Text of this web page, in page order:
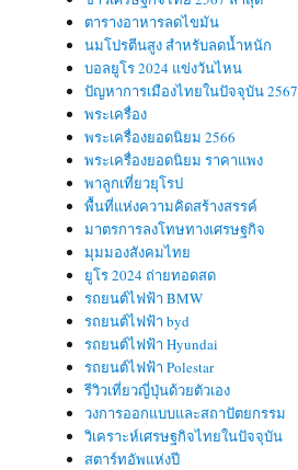
ตารางอาหารลดไขมัน
นมโปรตีนสูง สำหรับลดน้ำหนัก
บอลยูโร 2024 แข่งวันไหน
ปัญหาการเมืองไทยในปัจจุบัน 2567
พระเครื่อง
พระเครื่องยอดนิยม 2566
พระเครื่องยอดนิยม ราคาแพง
พาลูกเที่ยวยุโรป
พื้นที่แห่งความคิดสร้างสรรค์
มาตรการลงโทษทางเศรษฐกิจ
มุมมองสังคมไทย
ยูโร 2024 ถ่ายทอดสด
รถยนต์ไฟฟ้า BMW
รถยนต์ไฟฟ้า byd
รถยนต์ไฟฟ้า Hyundai
รถยนต์ไฟฟ้า Polestar
รีวิวเที่ยวญี่ปุ่นด้วยตัวเอง
วงการออกแบบและสถาปัตยกรรม
วิเคราะห์เศรษฐกิจไทยในปัจจุบัน
สตาร์ทอัพแห่งปี